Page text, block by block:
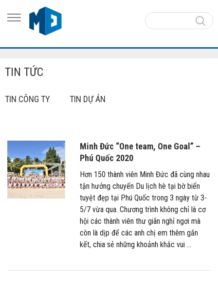
TIN TỨC
TIN CÔNG TY TIN DỰ ÁN
Minh Đức “One team, One Goal” –
Phú Quốc 2020
Hơn 150 thành viên Minh Đức đã cùng nhau
tận hưởng chuyến Du lịch hè tại bờ biển
tuyệt đẹp tại Phú Quốc trong 3 ngày từ 3-
5/7 vừa qua. Chương trình không chỉ là cơ
hội các thành viên thư giãn nghỉ ngơi mà
còn là dịp để các anh chị em thêm gắn
kết, chia sẻ những khoảnh khắc vui ...